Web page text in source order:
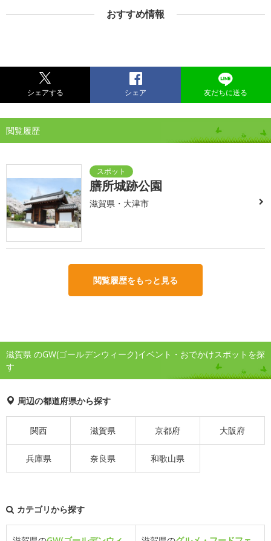
おすすめ情報
シェアする シェア 友だちに送る
閲覧履歴
膳所城跡公園
滋賀県・大津市
閲覧履歴をもっと見る
滋賀県 のGW(ゴールデンウィーク)イベント・おでかけスポットを探
す
周辺の都道府県から探す
関西 滋賀県 京都府 大阪府
兵庫県 奈良県 和歌山県
カテゴリから探す